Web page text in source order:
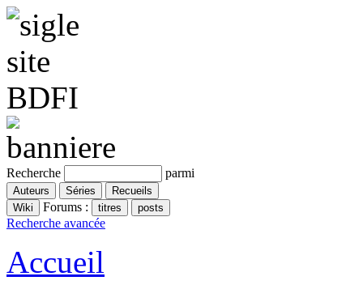
Recherche parmi
Forums :
Recherche avancée
Accueil